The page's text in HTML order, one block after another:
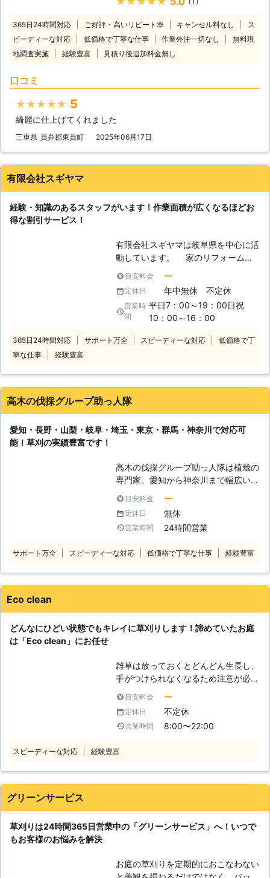
具など、要らなくなった不用品を回収
することが可能です。また、草刈りの
みならず剪定や芝刈りなどの庭作業、
っています。便利屋ならではのサービ
ください。 便利屋LeaFでは草刈りを
はじめとし、便利屋としてさまざまな
作業を承っています。東海三県にお住
まいのみなさまのお困りごとに対応し
をお任せください。当店は東海3県で
お庭仕事を承っています。とくに雑草
は放置しているとどんどん伸びてしま
い「自分でやるには時間がかかりそ
う」「草刈りしたいけど熱中症の心配
「休日だけど草刈りを依頼したい」そ
んなときは当店へ 当店は365日対応
も当店にご相談ください。当店の草刈
ご依頼内容に合わせて柔軟に対応いた
しますので、お気軽にお問い合わせく
ださいませ。 ●もう雑草に悩まな
い！雑草対策で生えにくいお庭へ 草
刈りを何回も依頼するのは面倒です
し、金銭面からしても気になるかと思
います。そのような場合には、雑草が
生えにくいお庭にするお手伝いをする
ことも可能です。防草シートを施工す
見た目もナチュラルに雑草対策したい
ときには、お庭に芝を植えるというの
もひとつの手です。雑草にお悩みでし
での草刈りは、手作業であれば時間が
かかり熱中症の危険があります。ほか
たり、花粉症であれば草刈りでアレル
ギー症状が出てしまうこともあるので
す。「自分で草刈りできない……」そ
のようなときには(有)林電機機工に草
刈りをご依頼ください。365日お客様
のもとに駆け付けます。
365日24時間対応 ご好評・高いリピート率 キャンセル料なし
ス
ピーディーな対応
低価格で丁寧な仕事 作業外注一切なし
無料現
地調査実施
経験豊富 見積り後追加料金無し
口コミ
★★★★★ 5
綺麗に仕上げてくれました
三重県 員弁郡東員町 2025年06月17日
有限会社スギヤマ
経験・知識のあるスタッフがいます！作業面積が広くなるほどお
得な割引サービス！
有限会社スギヤマは岐阜県を中心に活
動しています。 家のリフォームや
客様のご依頼をうけたまわっておりま
す。 ◆草刈りなら有限会社スギヤマ
にお任せください 草刈りは簡単なよ
うで、知識が必要な作業です。その環
境や状況ごとに、実は仕様や方法が異
なります。有限会社スギヤマには経験
きます。産業廃棄物収集運搬業許可書
を所持しているので、木くずの処理も
い。 ◆安心のサービス 有限会社スギ
応を丁寧に考えております。 訪問時
の駐車台は弊社が負担、営業時間外で
のご予約も対応いたします。施工後の
アフターフォローも万全です。万が一
仕上がりに不備や不具合、ご不満な点
たします。
目安料金 ー
定休日 年中無休 不定休
営業時
間
平日7：00～19：00日祝
10：00～16：00
365日24時間対応 サポート万全 スピーディーな対応
低価格で丁
寧な仕事
経験豊富
高木の伐採グループ助っ人隊
愛知・長野・山梨・岐阜・埼玉・東京・群馬・神奈川で対応可
能！草刈の実績豊富です！
高木の伐採グループ助っ人隊は植栽の
専門家、愛知から神奈川まで幅広いエ
に関してのお困りごとなら、弊社にお
任せください。豊富な経験、実績から
培った知識と経験でご信頼いただける
任せください お庭の草取りについて
たい」 などなど、みなさまそれぞれ
社をお頼り下さい！ 高木の伐採グル
ープ助っ人隊のスタッフは経験豊富、
親身な対応が自慢です。じっくりお話
をきき、お客さまのお悩みやお庭の状
況にあったご提案をいたします。安心
たタイミング、ご存知ですか？ 草刈
ご存知でしょうか？ 雑草にも生長の
タイミングがあり、そのタイミングに
草取りが可能なんです。 また、天候
も考慮して草取り・草刈りの時期を決
なので、効率よくお庭をキレイに保つ
方法をお客さまにご提案いたします！
目安料金 ー
定休日 無休
営業時間 24時間営業
サポート万全 スピーディーな対応 低価格で丁寧な仕事 経験豊富
Eco clean
どんなにひどい状態でもキレイに草刈りします！諦めていたお庭
は「Eco clean」にお任せ
雑草は放っておくとどんどん生長し、
手がつけられなくなるため注意が必要
よいのですが、不要な雑草を徹底的に
草刈りする場合重労働は避けられませ
ん。 「草が大量に生えてきて手がつ
むと費用が高くなってしまいそ
中症対策も必要でしょう。もしも、自
お任せ下さい。弊社であれば、職人が
目安料金 ー
定休日 不定休
営業時間 8:00〜22:00
スピーディーな対応 経験豊富
グリーンサービス
草刈りは24時間365日営業中の「グリーンサービス」へ！いつで
もお客様のお悩みを解決
お庭の草刈りを定期的におこなわない